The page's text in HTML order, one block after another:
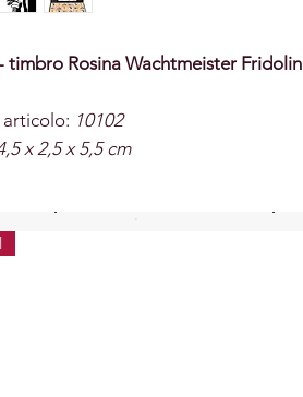
timbro Rosina Wachtmeister Fridolin
10102
x 2,5 x 5,5 cm